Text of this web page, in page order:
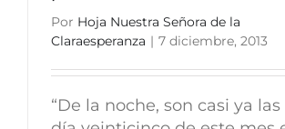
Por Hoja Nuestra Señora de la
Claraesperanza | 7 diciembre, 2013
“De la noche, son casi ya